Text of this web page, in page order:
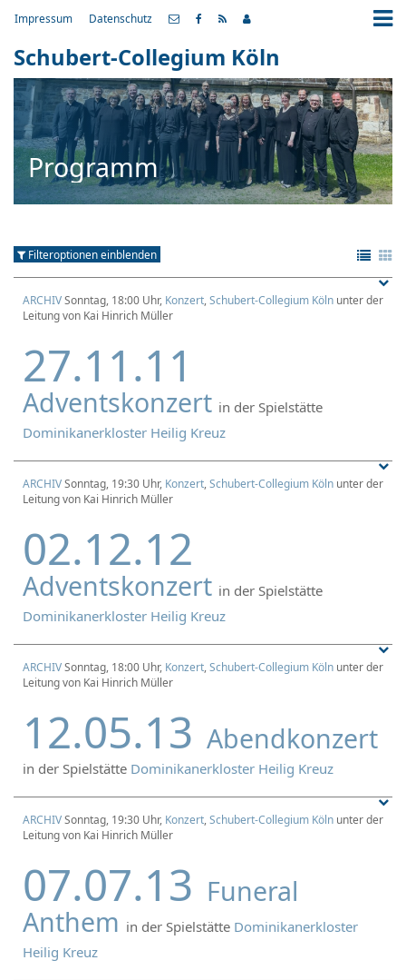
Impressum Datenschutz
Schubert-Collegium Köln
Programm
Filteroptionen einblenden
ARCHIVSonntag, 18:00 Uhr, Konzert,Schubert-Collegium Köln unter der
Leitung von Kai Hinrich Müller
27.11.11
Adventskonzert in der Spielstätte
Dominikanerkloster Heilig Kreuz
ARCHIVSonntag, 19:30 Uhr, Konzert,Schubert-Collegium Köln unter der
Leitung von Kai Hinrich Müller
02.12.12
Adventskonzert in der Spielstätte
Dominikanerkloster Heilig Kreuz
ARCHIVSonntag, 18:00 Uhr, Konzert,Schubert-Collegium Köln unter der
Leitung von Kai Hinrich Müller
12.05.13 Abendkonzert
in der Spielstätte Dominikanerkloster Heilig Kreuz
ARCHIVSonntag, 19:30 Uhr, Konzert,Schubert-Collegium Köln unter der
Leitung von Kai Hinrich Müller
07.07.13 Funeral
Anthem in der Spielstätte Dominikanerkloster
Heilig Kreuz